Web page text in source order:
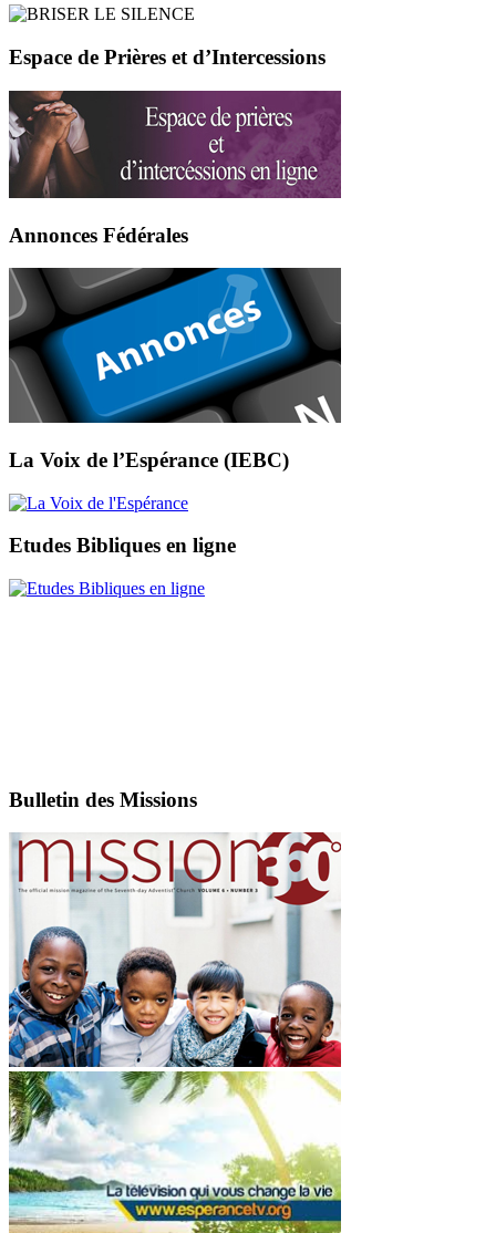
Espace de Prières et d’Intercessions
Annonces Fédérales
La Voix de l’Espérance (IEBC)
Etudes Bibliques en ligne
Bulletin des Missions